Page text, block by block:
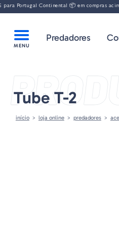
Portugal Continental 📦 em compras acima
Predadores
Tube T-2
início loja online predadores